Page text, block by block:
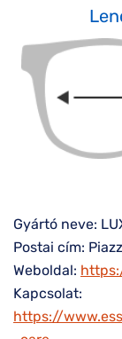
Gyártó neve:
Postai cím:
Weboldal:
Kapcsolat:
https://